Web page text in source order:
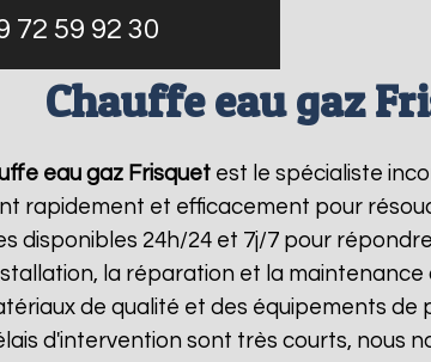
72 59 92 30
Chauffe eau gaz
eau gaz Frisquet est le spécialiste
rapidement et efficacement pour
disponibles 24h/24 et 7j/7 pour
la réparation et la
de qualité et des équipements
d'intervention sont très courts, nous